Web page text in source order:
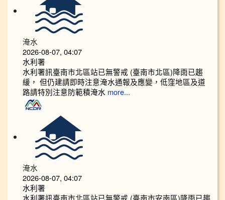
淹水
2026-08-07, 04:07
水利署
水利署訊臺南市北區站已無警戒 (臺南市北區)降雨已趨
緩， 但仍建請即時注意淹水通報及應變，低窪地區及道
路請特別注意防範積淹水 more...
淹水
2026-08-07, 04:07
水利署
水利署訊臺南市北區站已無警戒 (臺南市安南區)降雨已趨